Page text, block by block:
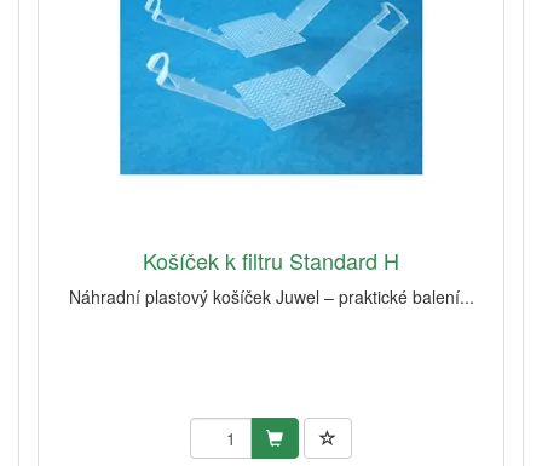
Košíček k filtru Standard H
Náhradní plastový košíček Juwel – praktické balení...